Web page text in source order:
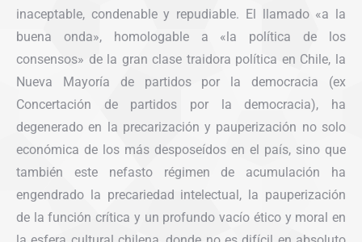
inaceptable, condenable y repudiable. El llamado «a la
buena onda», homologable a «la política de los
consensos» de la gran clase traidora política en Chile, la
Nueva Mayoría de partidos por la democracia (ex
Concertación de partidos por la democracia), ha
degenerado en la precarización y pauperización no solo
económica de los más desposeídos en el país, sino que
también este nefasto régimen de acumulación ha
engendrado la precariedad intelectual, la pauperización
de la función crítica y un profundo vacío ético y moral en